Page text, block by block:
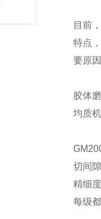
目前
特点
要原
胶体
均质
GM
切间
精细
每级